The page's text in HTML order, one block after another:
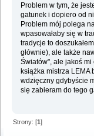
Problem w tym, że
gatunek i dopiero od
Problem mój polega
wpasowałaby się w
tradycje to
głównie), ale także
Światów", ale jakoś
książka mistrza LEMA
wdzięczny gdybyście
się zabieram do tego
Strony: [1]